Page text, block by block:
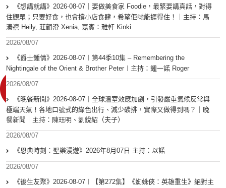
《想講就講》2026-08-07｜要做美食家 Foodie，最緊要講真話，對得
住觀眾；只要好食，也會撐小店食肆，希望佢哋能捱得住！｜主持：馬
溱禧 Heily, 莊韻澄 Xenia, 嘉賓：雅軒 Kinki
2026/08/07
《爵士鍾情》2026-08-07︱第44季10集 – Remembering the
Nightingale of the Orient & Brother Peter︱主持：鍾一諾 Roger
2026/08/07
《晚餐新聞》2026-08-07｜全球溫室效應加劇，引發嚴重氣候反常與
極端天氣！各地口號式的綠色出行、減少碳排，實際又做得到嗎？｜晚
餐新聞｜主持：陳珏明、劉銳紹（夫子）
2026/08/07
《恩典時刻：聖樂漫遊》2026年8月07日 主持：以諾
2026/08/07
《後生友聚》2026-08-07︱【第272集】《蜘蛛俠：英雄重生》絕對主